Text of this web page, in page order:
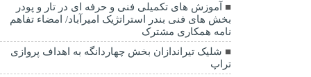
آموزش های تکمیلی فنی و حرفه ای در تار و پودر
بخش های فنی بندر استراتژیک امیرآباد/ امضاء تفاهم
نامه همکاری مشترک
شلیک تیراندازان بخش چهاردانگه به اهداف پروازی
تراپ